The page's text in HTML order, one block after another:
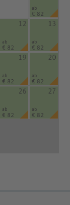
ab
€ 82
12
ab
€ 82
13
ab
€ 82
19
ab
€ 82
20
ab
€ 82
26
ab
€ 82
27
ab
€ 82